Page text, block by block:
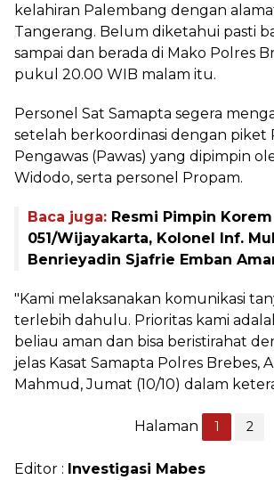
kelahiran Palembang dengan
Tangerang. Belum diketahui pasti
sampai dan berada di Mako Polres
pukul 20.00 WIB malam itu.
Personel Sat Samapta segera
setelah berkoordinasi dengan piket
Pengawas (Pawas) yang dipimpin
Widodo, serta personel Propam.
Baca juga: Resmi Pimpin Korem
051/Wijayakarta, Kolonel Inf.
Benrieyadin Sjafrie Emban
"Kami melaksanakan komunikasi
terlebih dahulu. Prioritas kami
beliau aman dan bisa beristirahat
jelas Kasat Samapta Polres Brebes,
Mahmud, Jumat (10/10) dalam
Halaman 1 2
Editor : Investigasi Mabes